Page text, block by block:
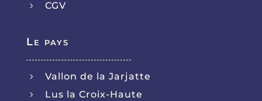
5 CGV
Le pays
5 Vallon de la Jarjatte
5 Lus la Croix-Haute